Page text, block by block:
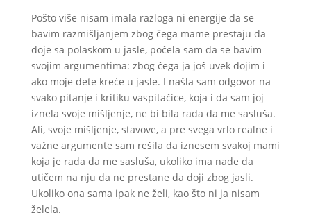
Pošto više nisam imala razloga ni energije da se
bavim razmišljanjem zbog čega mame prestaju da
doje sa polaskom u jasle, počela sam da se bavim
svojim argumentima: zbog čega ja još uvek dojim i
ako moje dete kreće u jasle. I našla sam odgovor na
svako pitanje i kritiku vaspitačice, koja i da sam joj
iznela svoje mišljenje, ne bi bila rada da me sasluša.
Ali, svoje mišljenje, stavove, a pre svega vrlo realne i
važne argumente sam rešila da iznesem svakoj mami
koja je rada da me sasluša, ukoliko ima nade da
utičem na nju da ne prestane da doji zbog jasli.
Ukoliko ona sama ipak ne želi, kao što ni ja nisam
želela.